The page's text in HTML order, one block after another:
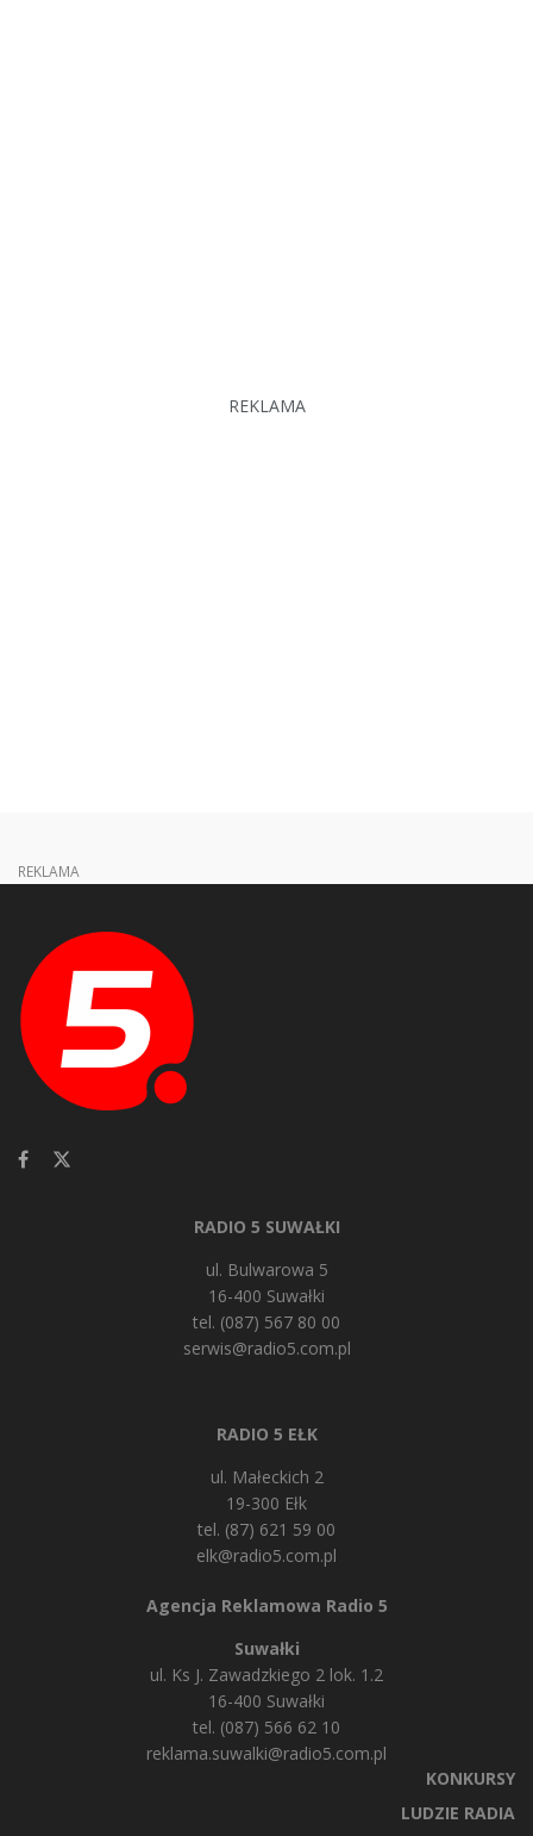
REKLAMA
REKLAMA
RADIO 5 SUWAŁKI
ul. Bulwarowa 5
16-400 Suwałki
tel. (087) 567 80 00
serwis@radio5.com.pl
RADIO 5 EŁK
ul. Małeckich 2
19-300 Ełk
tel. (87) 621 59 00
elk@radio5.com.pl
Agencja Reklamowa Radio 5
Suwałki
ul. Ks J. Zawadzkiego 2 lok. 1.2
16-400 Suwałki
tel. (087) 566 62 10
reklama.suwalki@radio5.com.pl
KONKURSY
LUDZIE RADIA